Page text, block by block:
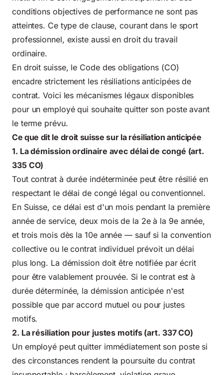
conditions objectives de performance ne sont pas
atteintes. Ce type de clause, courant dans le sport
professionnel, existe aussi en droit du travail
ordinaire.
En droit suisse, le Code des obligations (CO)
encadre strictement les résiliations anticipées de
contrat. Voici les mécanismes légaux disponibles
pour un employé qui souhaite quitter son poste avant
le terme prévu.
Ce que dit le droit suisse sur la résiliation anticipée
1. La démission ordinaire avec délai de congé (art.
335 CO)
Tout contrat à durée indéterminée peut être résilié en
respectant le délai de congé légal ou conventionnel.
En Suisse, ce délai est d'un mois pendant la première
année de service, deux mois de la 2e à la 9e année,
et trois mois dès la 10e année — sauf si la convention
collective ou le contrat individuel prévoit un délai
plus long. La démission doit être notifiée par écrit
pour être valablement prouvée. Si le contrat est à
durée déterminée, la démission anticipée n'est
possible que par accord mutuel ou pour justes
motifs.
2. La résiliation pour justes motifs (art. 337 CO)
Un employé peut quitter immédiatement son poste si
des circonstances rendent la poursuite du contrat